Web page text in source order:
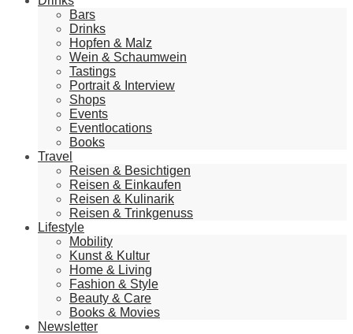
Bars
Drinks
Hopfen & Malz
Wein & Schaumwein
Tastings
Portrait & Interview
Shops
Events
Eventlocations
Books
Travel
Reisen & Besichtigen
Reisen & Einkaufen
Reisen & Kulinarik
Reisen & Trinkgenuss
Lifestyle
Mobility
Kunst & Kultur
Home & Living
Fashion & Style
Beauty & Care
Books & Movies
Newsletter